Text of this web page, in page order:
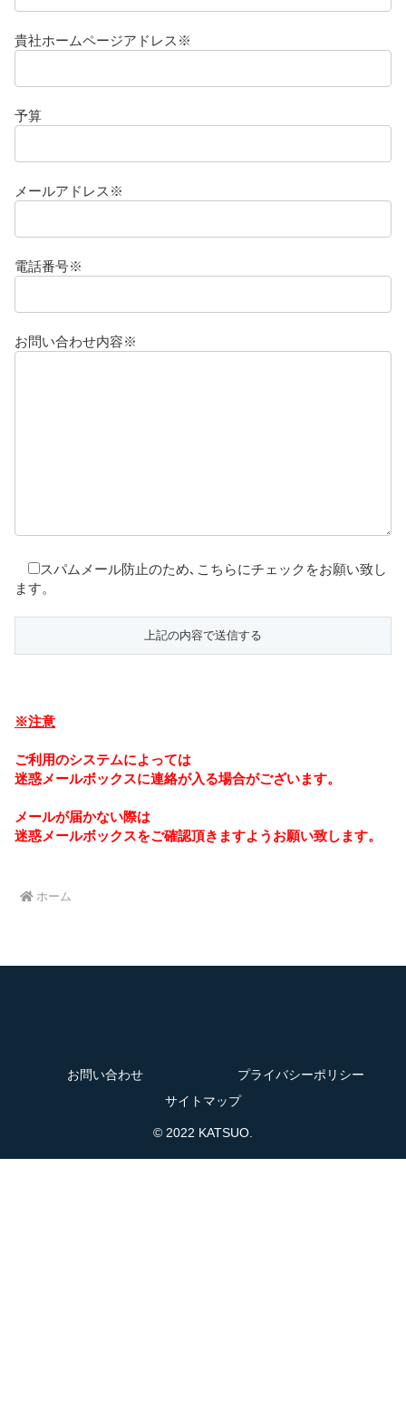
貴社ホームページアドレス※
予算
メールアドレス※
電話番号※
お問い合わせ内容※
スパムメール防止のため､こちらにチェックをお願い致し
ます。
※注意
ご利用のシステムによっては
迷惑メールボックスに連絡が入る場合がございます。
メールが届かない際は
迷惑メールボックスをご確認頂きますようお願い致します。
ホーム
お問い合わせ
プライバシーポリシー
サイトマップ
© 2022 KATSUO.